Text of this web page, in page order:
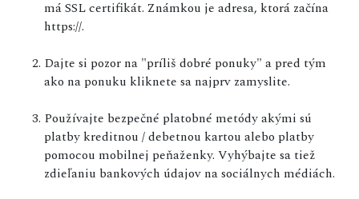
má SSL certifikát. Známkou je adresa, ktorá začína
https://.
Dajte si pozor na "príliš dobré ponuky" a pred tým
ako na ponuku kliknete sa najprv zamyslite.
Používajte bezpečné platobné metódy akými sú
platby kreditnou / debetnou kartou alebo platby
pomocou mobilnej peňaženky. Vyhýbajte sa tiež
zdieľaniu bankových údajov na sociálnych médiách.